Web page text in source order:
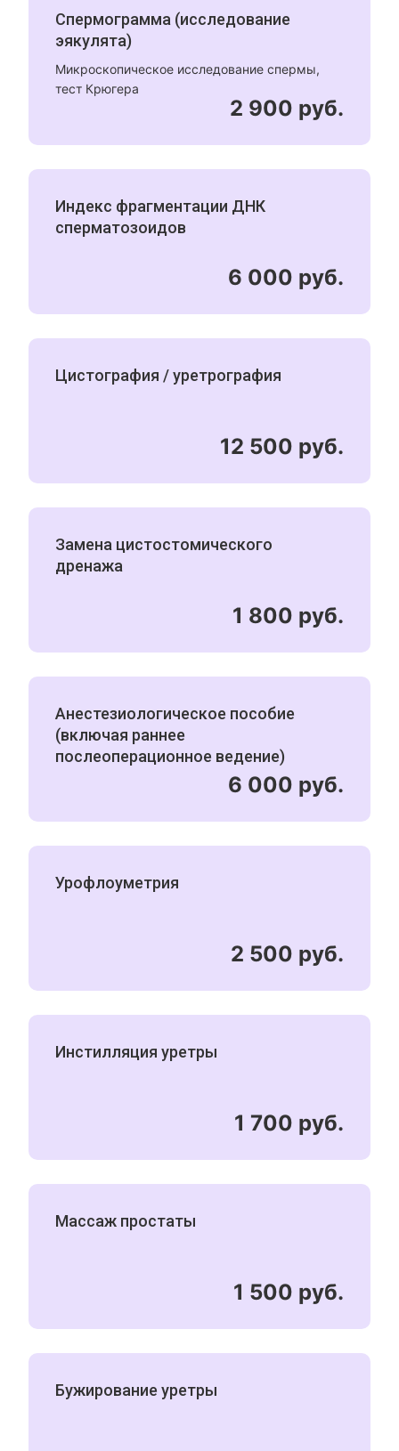
Спермограмма (исследование
эякулята)
Микроскопическое исследование спермы,
тест Крюгера
2 900 руб.
Индекс фрагментации ДНК
сперматозоидов
6 000 руб.
Цистография / уретрография
12 500 руб.
Замена цистостомического
дренажа
1 800 руб.
Анестезиологическое пособие
(включая раннее
послеоперационное ведение)
6 000 руб.
Урофлоуметрия
2 500 руб.
Инстилляция уретры
1 700 руб.
Массаж простаты
1 500 руб.
Бужирование уретры